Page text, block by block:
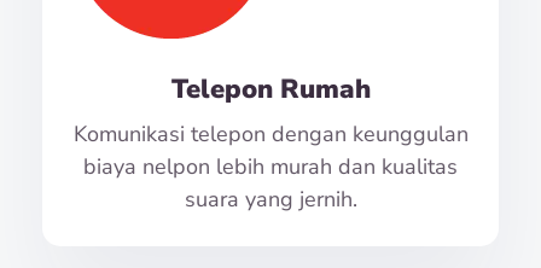
Telepon Rumah
Komunikasi telepon dengan keunggulan
biaya nelpon lebih murah dan kualitas
suara yang jernih.